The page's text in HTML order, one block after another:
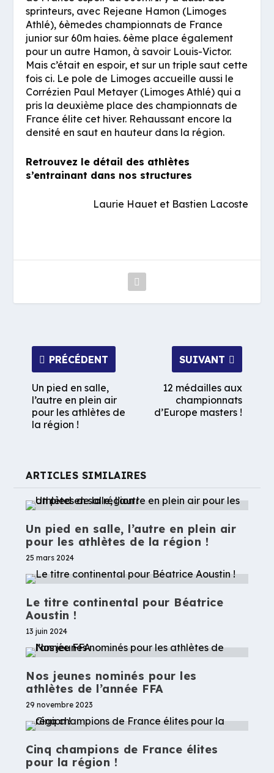
sprinteurs, avec Rejeane Hamon (Limoges
Athlé), 6èmedes championnats de France
junior sur 60m haies. 6ème place également
pour un autre Hamon, à savoir Louis-Victor.
Mais c’était en espoir, et sur un triple saut cette
fois ci. Le pole de Limoges accueille aussi le
Corrézien Paul Metayer (Limoges Athlé) qui a
pris la deuxième place des championnats de
France élite cet hiver. Rehaussant encore la
densité en saut en hauteur dans la région.
Retrouvez le détail des athlètes
s’entrainant dans nos structures
Laurie Hauet et Bastien Lacoste
PRÉCÉDENT
Un pied en salle,
l’autre en plein air
pour les athlètes de
la région !
SUIVANT
12 médailles aux
championnats
d’Europe masters !
ARTICLES SIMILAIRES
Un pied en salle, l’autre en plein air
pour les athlètes de la région !
25 mars 2024
Le titre continental pour Béatrice
Aoustin !
13 juin 2024
Nos jeunes nominés pour les
athlètes de l’année FFA
29 novembre 2023
Cinq champions de France élites
pour la région !